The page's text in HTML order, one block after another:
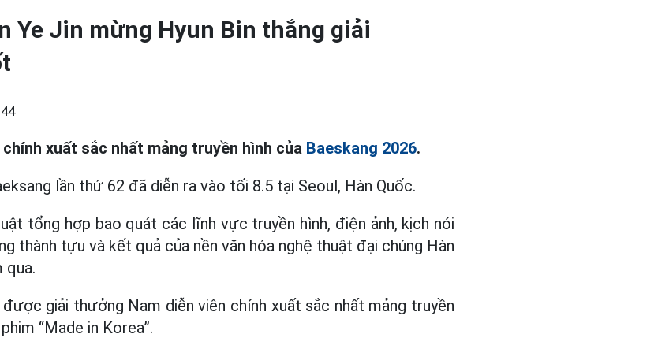
Ye Jin mừng Hyun Bin thắng giải
xuất sắc nhất mảng truyền hình của Baeskang 2026.
lần thứ 62 đã diễn ra vào tối 8.5 tại Seoul, Hàn Quốc.
tổng hợp bao quát các lĩnh vực truyền hình, điện ảnh, kịch nói
thành tựu và kết quả của nền văn hóa nghệ thuật đại chúng Hàn
qua.
được giải thưởng Nam diễn viên chính xuất sắc nhất mảng truyền
“Made in Korea”.